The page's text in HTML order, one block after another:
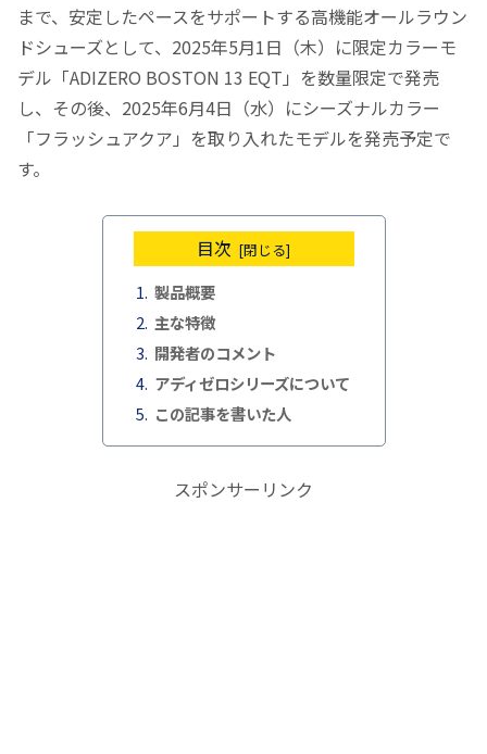
まで、安定したペースをサポートする高機能オールラウン
ドシューズとして、2025年5月1日（木）に限定カラーモ
デル「ADIZERO BOSTON 13 EQT」を数量限定で発売
し、その後、2025年6月4日（水）にシーズナルカラー
「フラッシュアクア」を取り入れたモデルを発売予定で
す。
目次
製品概要
主な特徴
開発者のコメント
アディゼロシリーズについて
この記事を書いた人
スポンサーリンク